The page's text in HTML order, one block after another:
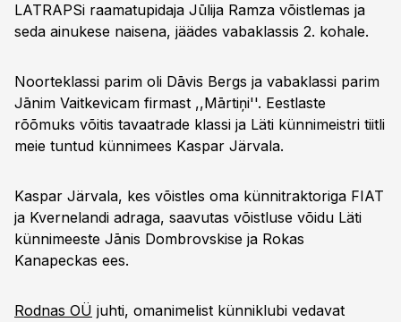
LATRAPSi raamatupidaja Jūlija Ramza võistlemas ja
seda ainukese naisena, jäädes vabaklassis 2. kohale.
Noorteklassi parim oli Dāvis Bergs ja vabaklassi parim
Jānim Vaitkevicam firmast ,,Mārtiņi''. Eestlaste
rõõmuks võitis tavaatrade klassi ja Läti künnimeistri tiitli
meie tuntud künnimees Kaspar Järvala.
Kaspar Järvala, kes võistles oma künnitraktoriga FIAT
ja Kvernelandi adraga, saavutas võistluse võidu Läti
künnimeeste Jānis Dombrovskise ja Rokas
Kanapeckas ees.
Rodnas OÜ juhti, omanimelist künniklubi vedavat